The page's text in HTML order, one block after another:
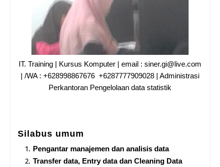
IT. Training | Kursus Komputer | email : siner.gi@live.com
| /WA : +628998867676 +6287777909028 | Administrasi
Perkantoran Pengelolaan data statistik
Silabus umum
Pengantar manajemen dan analisis data
Transfer data, Entry data dan Cleaning Data